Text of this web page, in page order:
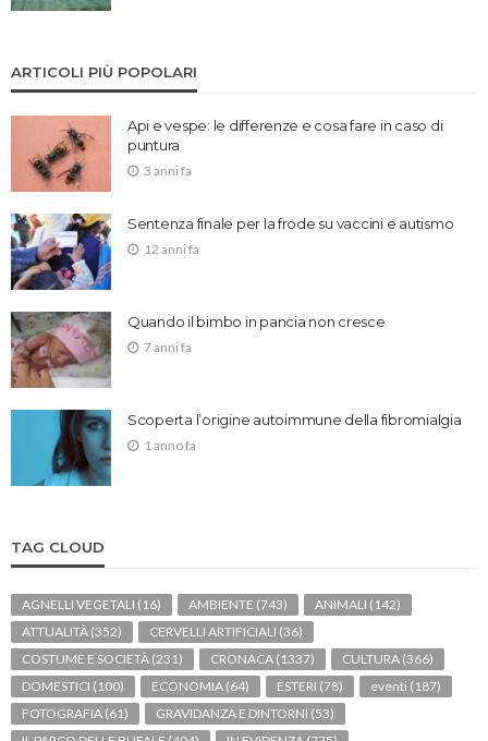
ARTICOLI PIÙ POPOLARI
Api e vespe: le differenze e cosa fare in caso di
puntura
3 anni fa
Sentenza finale per la frode su vaccini e autismo
12 anni fa
Quando il bimbo in pancia non cresce
7 anni fa
Scoperta l’origine autoimmune della fibromialgia
1 anno fa
TAG CLOUD
AGNELLI VEGETALI (16) AMBIENTE (743) ANIMALI (142)
ATTUALITÀ (352) CERVELLI ARTIFICIALI (36)
COSTUME E SOCIETÀ (231) CRONACA (1337) CULTURA (366)
DOMESTICI (100) ECONOMIA (64) ESTERI (78) eventi (187)
FOTOGRAFIA (61) GRAVIDANZA E DINTORNI (53)